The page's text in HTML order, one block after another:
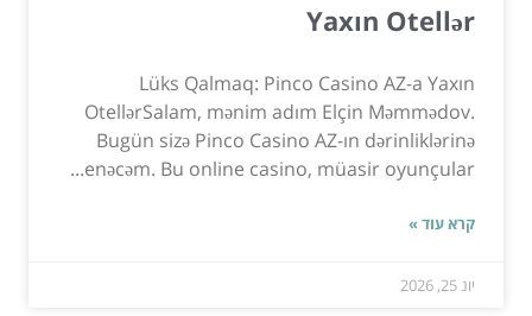
Yaxın Otellər
Lüks Qalmaq: Pinco Casino AZ-a Yaxın
OtellərSalam, mənim adım Elçin Məmmədov.
Bugün sizə Pinco Casino AZ-ın dərinliklərinə
enəcəm. Bu online casino, müasir oyunçular...
קרא עוד »
יונ 25, 2026